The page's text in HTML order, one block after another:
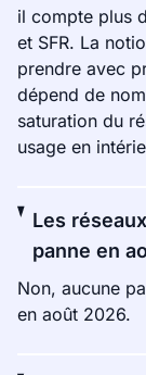
il compte plus
et SFR. La
prendre avec
dépend de
saturation du
usage en
Les
panne en
Non, aucune
en août 2026.